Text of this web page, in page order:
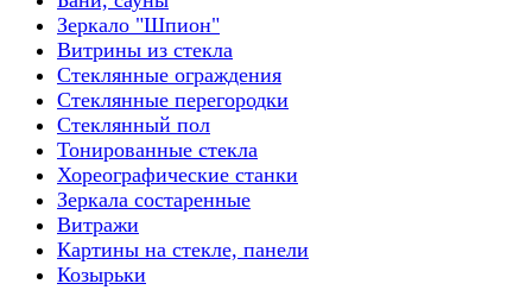
Зеркало "Шпион"
Витрины из стекла
Стеклянные ограждения
Стеклянные перегородки
Стеклянный пол
Тонированные стекла
Хореографические станки
Зеркала состаренные
Витражи
Картины на стекле, панели
Козырьки